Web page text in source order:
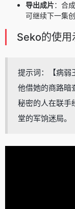
导出成片：合
可继续下一集创
Seko的使用
提示词：【病弱
他借她的商路暗
秘密的人在联手
堂的军饷迷局。